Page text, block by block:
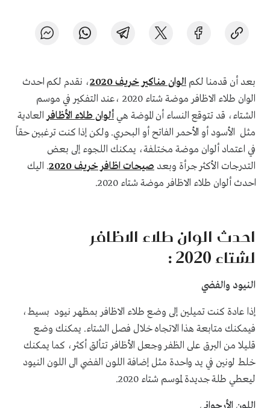
بعد أن قدمنا لكمالوان مناكير خريف 2020
، نقدم لكم احدث
الوان طلاء الاظافر موضة شتاء 2020 ،عند التفكير في موسم
الشتاء، قد تتوقع النساء أن الموضة هيألوان طلاء الأظافرالعادية
مثل الأسود أو الأحمر الفاتح أو البحري. ولكن إذا كنت ترغبين حقاً
في اعتماد ألوان موضة مختلفة، يمكنك اللجوء إلى بعض
التدرجات الأكثر جرأة وبعدصيحات اظافر خريف 2020
. اليك
احدث ألوان طلاء الاظافر موضة شتاء 2020.
احدث الوان طلاء الاظافر
لشتاء 2020 :
النيود والفضي
إذا عادة كنت تميلين إلى وضع طلاء الاظافر بمظهر نيود بسيط،
فيمكنك متابعة هذا الاتجاه خلال فصل الشتاء. يمكنك وضع
قليلا من البرق على الظفر وجعل الأظافر تتألق أكثر، كما يمكنك
خلط لونين في يد واحدة مثل إضافة اللون الفضي الى اللون النيود
ليعطي طلة جديدة لموسم شتاء 2020.